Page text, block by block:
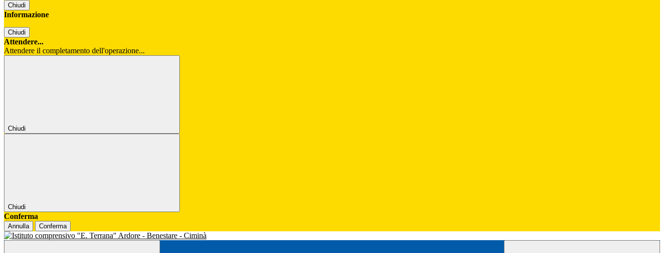
Chiudi
Informazione
Chiudi
Attendere...
Attendere il completamento dell'operazione...
Chiudi
Chiudi
Conferma
Annulla Conferma